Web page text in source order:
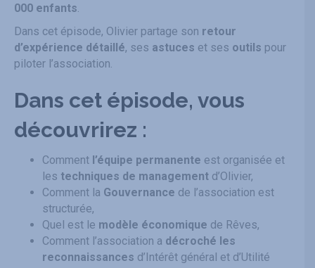
000 enfants
Dans cet épisode, Olivier partage son retour
d’expérience détaillé, ses astuces et ses outils pour
piloter l’association.
Dans cet épisode, vous
découvrirez :
Comment l’équipe permanente est organisée et
les techniques de management d’Olivier,
Comment la Gouvernance de l’association est
structurée,
Quel est le modèle économique de Rêves,
Comment l’association a décroché les
reconnaissances d’Intérêt général et d’Utilité